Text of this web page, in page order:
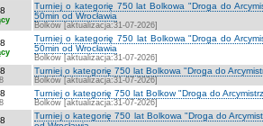
Turniej o kategorię 750 lat Bolkowa "Droga do
50min od Wrocławia
Bolków [aktualizacja:31-07-2026]
Turniej o kategorię 750 lat Bolkowa "Droga do
50min od Wrocławia
Bolków [aktualizacja:31-07-2026]
Turniej o kategorię 750 lat Bolkowa "Droga do
Bolków [aktualizacja:31-07-2026]
Turniej o kategorię 750 lat Bolkow "Droga do
Bolków [aktualizacja:31-07-2026]
Turniej o kategorię 750 lat Bolkowa "Droga do